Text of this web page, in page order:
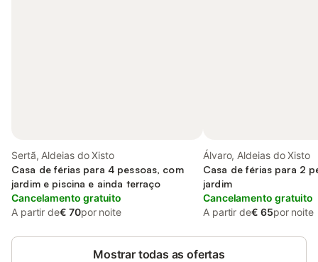
Sertã, Aldeias do Xisto
Casa de férias para 4 pessoas, com
jardim e piscina e ainda terraço
Cancelamento gratuito
A partir de€ 70por noite
Álvaro, Aldeias do Xisto
Casa de férias para 2
jardim
Cancelamento gratuito
A partir de€ 65por noite
Mostrar todas as ofertas